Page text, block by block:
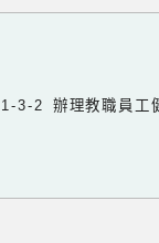
1-3-2 辦理教職員工